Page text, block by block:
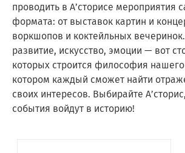
проводить в А’сторисе мероприятия
формата: от выставок картин и
воркшопов и коктейльных
развитие, искусство, эмоции — вот
которых строится философия нашего
котором каждый сможет найти
своих интересов. Выбирайте
события войдут в историю!